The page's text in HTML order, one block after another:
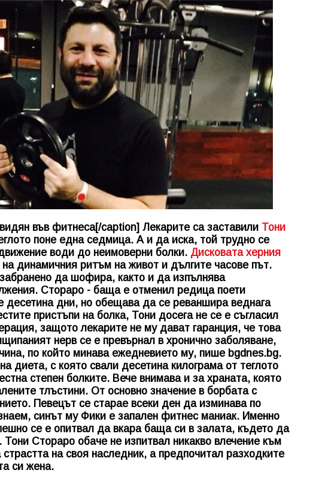
във фитнеса[/caption] Лекарите са заставили Тони
поне една седмица. А и да иска, той трудно се
води до неимоверни болки. Дисковата херния
динамичния ритъм на живот и дългите часове път.
да шофира, както и да изпълнява
Стораро - баща е отменил редица поети
десетина дни, но обещава да се реваншира веднага
пристъпи на болка, Тони досега не се е съгласил
защото лекарите не му дават гаранция, че това
нерв се е превърнал в хронично заболяване,
по който минава ежедневието му, пише bgdnes.bg.
диета, с която свали десетина килограма от теглото
степен болките. Вече внимава и за храната, която
тлъстини. От основно значение в борбата с
Певецът се старае всеки ден да изминава по
синът му Фики е запален фитнес маниак. Именно
се е опитвал да вкара баща си в залата, където да
Тони Стораро обаче не изпитвал никакво влечение към
на своя наследник, а предпочитал разходките
си жена.